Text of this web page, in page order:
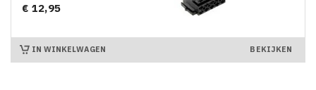
Prijs
€ 12,95
IN WINKELWAGEN BEKIJKEN